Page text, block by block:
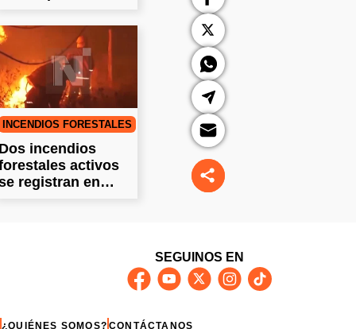
INCENDIOS FORESTALES
Dos incendios
activos
registran en
SEGUINOS EN
¿QUIÉNES SOMOS? CONTÁCTANOS